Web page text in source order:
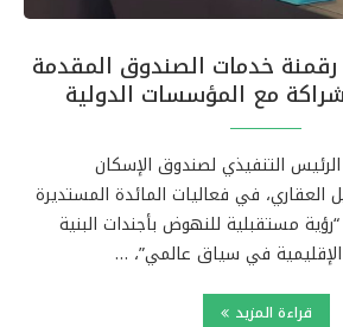
خدمات الصندوق المقدمة
مع المؤسسات الدولية
التنفيذي لصندوق الإسكان
العقاري، في فعاليات المائدة المستديرة
مستقبلية للنهوض بأجندات البنية
الإقليمية في سياق عالمي”، …
قراءة المزيد